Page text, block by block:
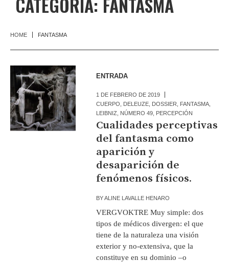
HOME FANTASMA
ENTRADA
1 DE FEBRERO DE 2019
CUERPO
DELEUZE DOSSIER FANTASMA
LEIBNIZ
NÚMERO 49 PERCEPCIÓN
Cualidades perceptivas
del fantasma como
aparición y
desaparición de
fenómenos físicos.
BYALINE LAVALLE HENARO
VERGVOKTRE Muy simple: dos
tipos de médicos divergen: el que
tiene de la naturaleza una visión
exterior y no-extensiva, que la
constituye en su dominio –o